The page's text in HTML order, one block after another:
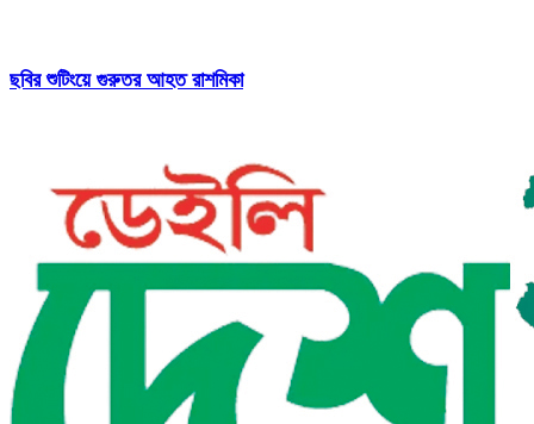
ছবির শুটিংয়ে গুরুতর আহত রাশমিকা